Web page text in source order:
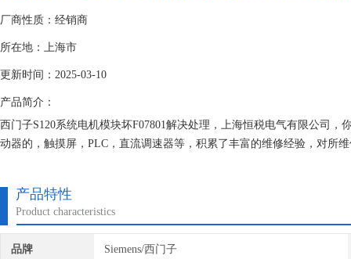
厂商性质：经销商
所在地：上海市
更新时间：2025-03-10
产品简介：
西门子S120系统电机模块坏F07801解决处理，上海恒税电气有限公司
动器的，触摸屏，PLC，直流调速器等，积累了丰富的维修经验，对所
产品特性
Product characteristics
品牌 Siemens/西门子